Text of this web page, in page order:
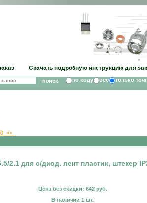
Скачать подробную инструкцию для
по коду все только
>>
2.1 для с/диод. лент пластик, штекер
Цена без скидки: 642 руб.
В наличии 1 шт.